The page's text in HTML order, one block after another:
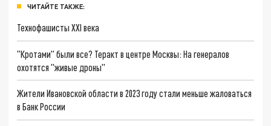
ЧИТАЙТЕ ТАКЖЕ:
Технофашисты XXI века
"Кротами" были все? Теракт в центре Москвы: На генералов
охотятся "живые дроны"
Жители Ивановской области в 2023 году стали меньше жаловаться
в Банк России